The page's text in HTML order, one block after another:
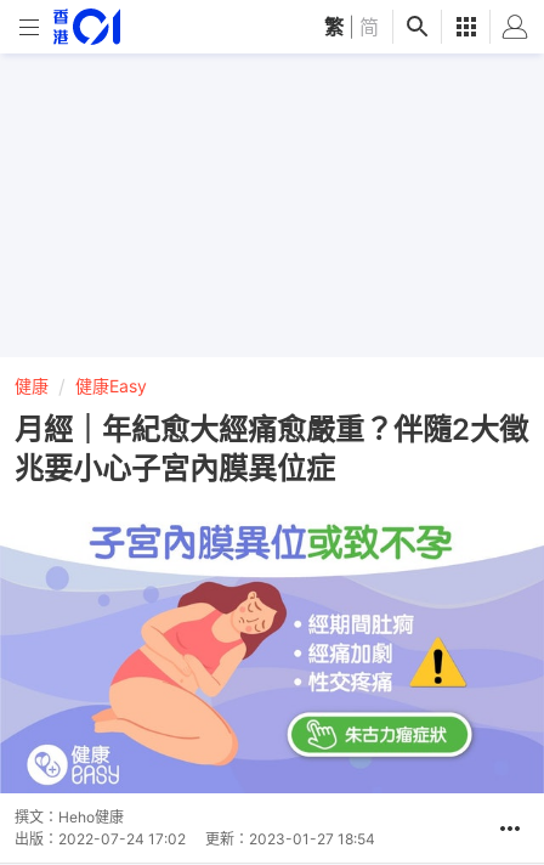
繁 简
健康 健康Easy
月經｜年紀愈大經痛愈嚴重？伴隨2大徵
兆要小心子宮內膜異位症
撰文： Heho健康
出版： 2022-07-24 17:02 更新： 2023-01-27 18:54